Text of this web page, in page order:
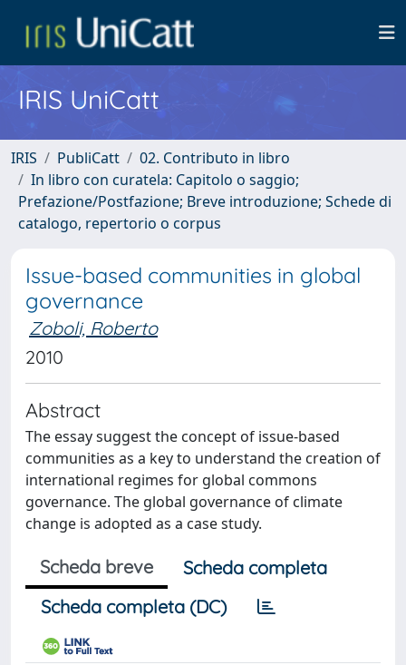
IRIS UniCatt
IRIS PubliCatt
02. Contributo in libro
In libro con curatela: Capitolo o saggio;
Prefazione/Postfazione; Breve introduzione; Schede di
catalogo, repertorio o corpus
Issue-based communities in global
governance
Zoboli, Roberto
2010
Abstract
The essay suggest the concept of issue-based
communities as a key to understand the creation of
international regimes for global commons
governance. The global governance of climate
change is adopted as a case study.
Scheda breve
Scheda completa
Scheda completa (DC)